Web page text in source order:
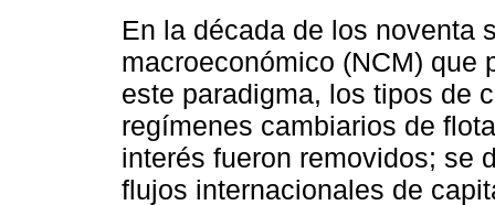
En la década de los noventa
macroeconómico (NCM) que
este paradigma, los tipos de
regímenes cambiarios de
interés fueron removidos; se
flujos internacionales de